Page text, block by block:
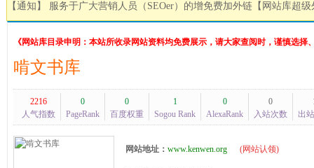
【通知】 服务于广大营销人员（SEOer）的增免费加外链 【网站库超
《网站库目录申明：本站所收录网站资料均免费展示，请大家查阅时，谨慎选择
啃文书库
2216
人气指数
0
PageRank
0
百度权重
1
Sogou Rank
0
AlexaRank
0
入站次数
出
网站地址： www.kenwen.org (网站认领)